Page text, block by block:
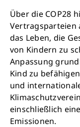
Über die COP28
Vertragsparteien
das Leben, die
von Kindern zu
Anpassung
Kind zu
und
einschließlich
Emissionen.